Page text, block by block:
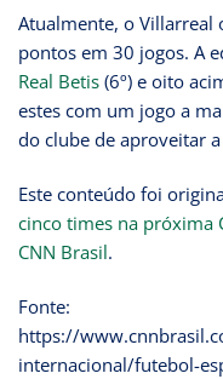
Atualmente, o Villarreal
pontos em 30 jogos. A
Real Betis (6º) e oito
estes com um jogo a
do clube de aproveitar
Este conteúdo foi
cinco times na próxima
CNN Brasil.
Fonte:
https://
internacional/futebol-